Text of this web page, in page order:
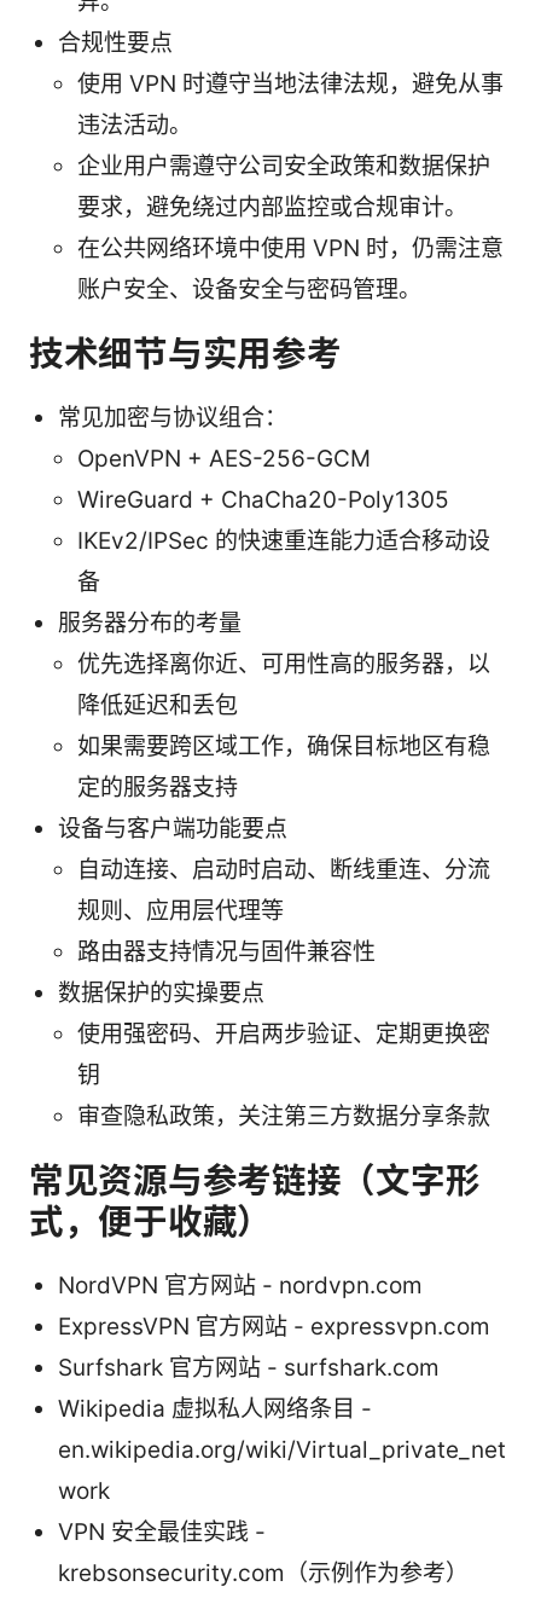
合规性要点
使用 VPN 时遵守当地法律法规，避免从事
违法活动。
企业用户需遵守公司安全政策和数据保护
要求，避免绕过内部监控或合规审计。
在公共网络环境中使用 VPN 时，仍需注意
账户安全、设备安全与密码管理。
技术细节与实用参考
常见加密与协议组合：
OpenVPN + AES-256-GCM
WireGuard + ChaCha20-Poly1305
IKEv2/IPSec 的快速重连能力适合移动设
备
服务器分布的考量
优先选择离你近、可用性高的服务器，以
降低延迟和丢包
如果需要跨区域工作，确保目标地区有稳
定的服务器支持
设备与客户端功能要点
自动连接、启动时启动、断线重连、分流
规则、应用层代理等
路由器支持情况与固件兼容性
数据保护的实操要点
使用强密码、开启两步验证、定期更换密
钥
审查隐私政策，关注第三方数据分享条款
常见资源与参考链接（文字形
式，便于收藏）
NordVPN 官方网站 - nordvpn.com
ExpressVPN 官方网站 - expressvpn.com
Surfshark 官方网站 - surfshark.com
Wikipedia 虚拟私人网络条目 -
en.wikipedia.org/wiki/Virtual_private_net
work
VPN 安全最佳实践 -
krebsonsecurity.com（示例作为参考）